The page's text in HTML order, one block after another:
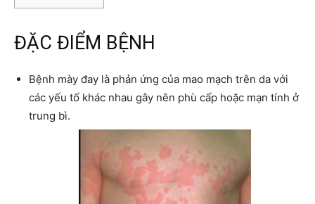
ĐẶC ĐIỂM BỆNH
Bệnh mày đay là phản ứng của mao mạch trên da với
các yếu tố khác nhau gây nên phù cấp hoặc mạn tính ở
trung bì.